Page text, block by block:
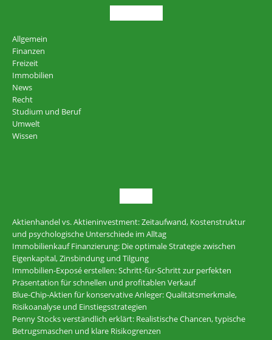
Allgemein
Finanzen
Freizeit
Immobilien
News
Recht
Studium und Beruf
Umwelt
Wissen
Aktienhandel vs. Aktieninvestment: Zeitaufwand, Kostenstruktur
und psychologische Unterschiede im Alltag
Immobilienkauf Finanzierung: Die optimale Strategie zwischen
Eigenkapital, Zinsbindung und Tilgung
Immobilien-Exposé erstellen: Schritt-für-Schritt zur perfekten
Präsentation für schnellen und profitablen Verkauf
Blue-Chip-Aktien für konservative Anleger: Qualitätsmerkmale,
Risikoanalyse und Einstiegsstrategien
Penny Stocks verständlich erklärt: Realistische Chancen, typische
Betrugsmaschen und klare Risikogrenzen